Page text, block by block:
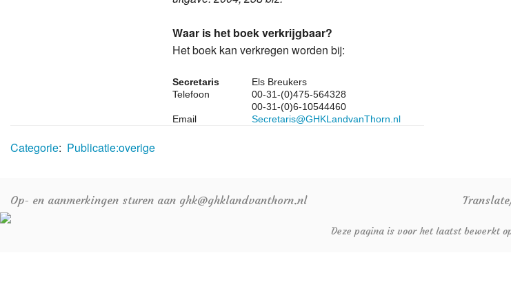
Waar is het boek verkrijgbaar?
Het boek kan verkregen worden bij:
Secretaris
Els Breukers
Telefoon
00-31-(0)475-564328
00-31-(0)6-10544460
Email
Secretaris@GHKLandvanThorn.nl
Categorie: Publicatie:overige
Op- en aanmerkingen sturen aan ghk@ghklandvanthorn.nl
Deze pagina is voor het laatst bewerkt